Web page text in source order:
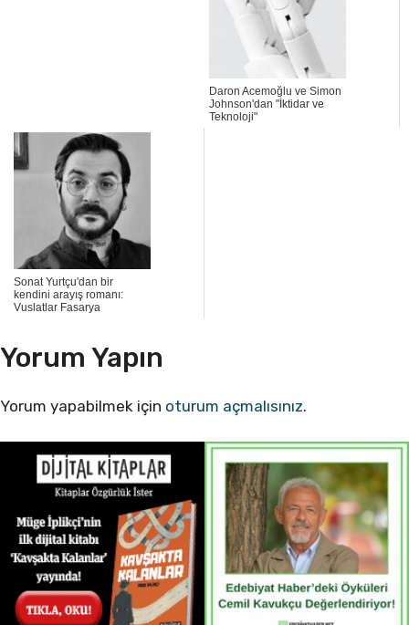
Daron Acemoğlu ve Simon
Johnson'dan "İktidar ve
Teknoloji"
Sonat Yurtçu'dan bir
kendini arayış romanı:
Vuslatlar Fasarya
Yorum Yapın
Yorum yapabilmek için oturum açmalısınız.